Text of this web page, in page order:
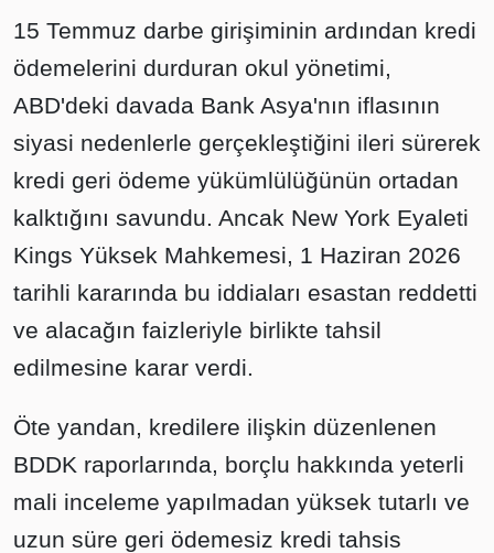
15 Temmuz darbe girişiminin ardından kredi
ödemelerini durduran okul yönetimi,
ABD'deki davada Bank Asya'nın iflasının
siyasi nedenlerle gerçekleştiğini ileri sürerek
kredi geri ödeme yükümlülüğünün ortadan
kalktığını savundu. Ancak New York Eyaleti
Kings Yüksek Mahkemesi, 1 Haziran 2026
tarihli kararında bu iddiaları esastan reddetti
ve alacağın faizleriyle birlikte tahsil
edilmesine karar verdi.
Öte yandan, kredilere ilişkin düzenlenen
BDDK raporlarında, borçlu hakkında yeterli
mali inceleme yapılmadan yüksek tutarlı ve
uzun süre geri ödemesiz kredi tahsis